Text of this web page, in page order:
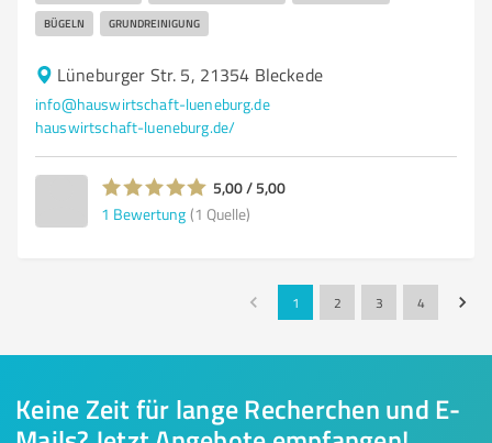
BÜGELN GRUNDREINIGUNG
Lüneburger Str. 5, 21354 Bleckede
info@hauswirtschaft-lueneburg.de
hauswirtschaft-lueneburg.de/
5,00 / 5,00
1 Bewertung (1 Quelle)
1 2 3 4
Keine Zeit für lange Recherchen und E-